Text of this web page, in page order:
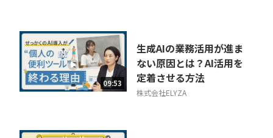
09:53
生成AIの業務活用が進ま
ない原因とは？AI活用を
定着させる方法
株式会社ELYZA